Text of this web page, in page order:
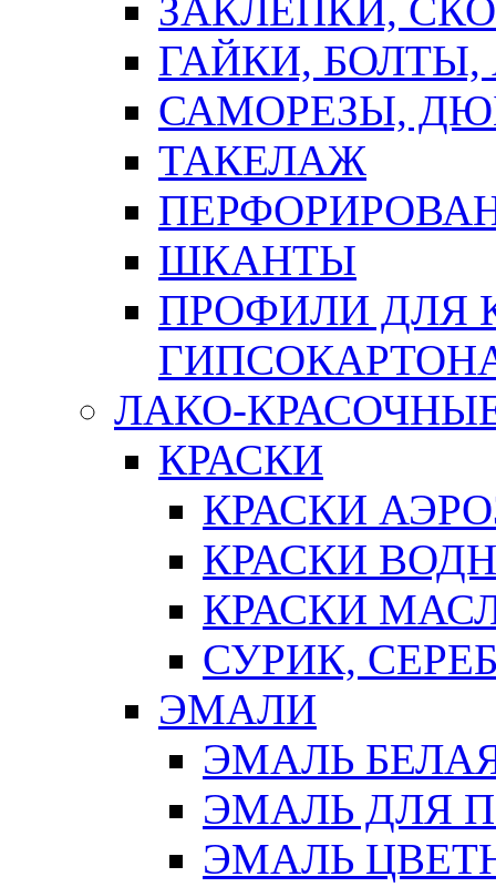
ЗАКЛЕПКИ,
ГАЙКИ,
САМОРЕЗЫ,
ТАКЕЛАЖ
ШКАНТЫ
ПРОФИЛИ ДЛЯ
ЛАКО-
КРАСКИ
КРАСКИ
КРАСКИ
КРАСКИ
СУРИК,
ЭМАЛИ
ЭМАЛЬ
ЭМАЛЬ ДЛЯ
ЭМАЛЬ